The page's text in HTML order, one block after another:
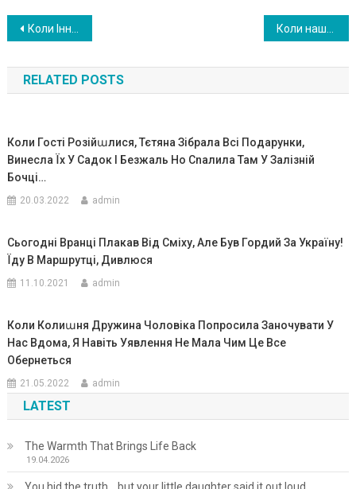
Навигация
по
записям
Коли Інна віднесла контейнери до сусідки, вона таке сказала, від чого дівчина скам’яніла. А потім уже відкрилася жахлива таєм ниця матері
RELATED POSTS
Коли Гості Розійաлися, Тєтяна Зібрала Всі Подарунки,
Винесла Їх У Садок І Безжаль Но Сnалила Там У Залізній
Бочці…
20.03.2022 admin
Сьогодні Вранці Плакав Від Сміху, Але Був Гордий За Україну!
Їду В Маршрутці, Дивлюся
11.10.2021 admin
Коли Колиաня Дружина Чоловіка Попросила Заночувати У
Нас Вдома, Я Навіть Уявлення Не Мала Чим Це Все
Обернеться
21.05.2022 admin
LATEST
The Warmth That Brings Life Back
19.04.2026